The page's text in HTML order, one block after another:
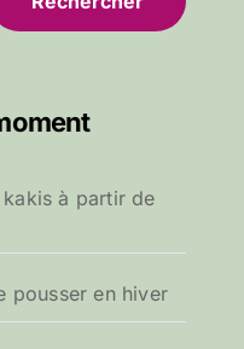
à partir de
pousser en hiver